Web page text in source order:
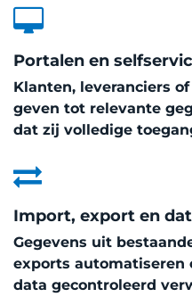
Portalen en
Klanten, leveranciers
geven tot relevante
dat zij volledige
Import, export en
Gegevens uit
exports automatiseren
data gecontroleerd